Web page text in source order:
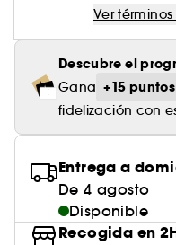
Ver
Descubre el
Gana +15 puntos
fidelización con
Entrega a
De 4 agosto
Disponible
Recogida en